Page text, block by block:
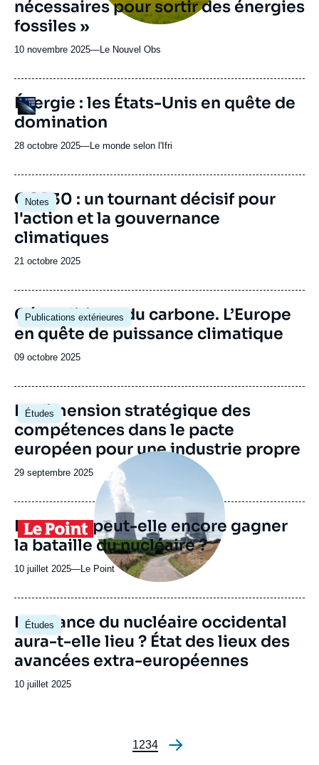
nécessaires pour sortir des énergies
fossiles »
10 novembre 2025—Nom
journal,
revue
ou
émission
Le Nouvel Obs
Logo
URL
de
Spotify
Énergie : les États-Unis en quête de
domination
28 octobre 2025—Nom
journal,
ou
émission
Le monde selon l'Ifri
Notes
Image
principale
COP30 : un tournant décisif pour
l'action et la gouvernance
climatiques
Date
publication
21 octobre 2025
Publications extérieures
Image
principale
Géopolitique du carbone. L’Europe
en quête de puissance climatique
Date
publication
09 octobre 2025
Études
Image
principale
La dimension stratégique des
compétences dans le pacte
européen pour une industrie propre
Date
publication
29 septembre 2025
Logo
Image
principale
médiatique
La France peut-elle encore gagner
la bataille du nucléaire ?
10 juillet 2025—Nom
journal,
ou
émission
Le Point
Études
Image
principale
La relance du nucléaire occidental
aura-t-elle lieu ? État des lieux des
avancées extra-européennes
Date
10 juillet 2025
Pagination
Page
1Page
2Page
3Page
4